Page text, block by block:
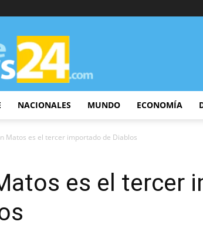
ChileNews24
NACIONALES MUNDO ECONOMÍA
Matos es el tercer importado de Diablos
es el tercer